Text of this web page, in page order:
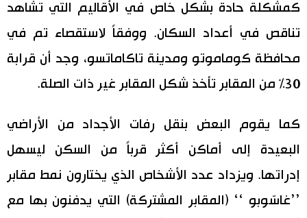
كمشكلة حادة بشكل خاص في الأقاليم التي تشاهد
تناقص في أعداد السكان. ووفقاً لاستقصاء تم في
محافظة كوماموتو ومدينة تاكاماتسو، وجد أن قرابة
30% من المقابر تأخذ شكل المقابر غير ذات الصلة.
كما يقوم البعض بنقل رفات الأجداد من الأراضي
البعيدة إلى أماكن أكثر قرباً من السكن ليسهل
إدراتها. ويزداد عدد الأشخاص الذي يختارون نمط مقابر
’’غاسّوبو ‘‘ (المقابر المشتركة) التي يدفنون بها مع